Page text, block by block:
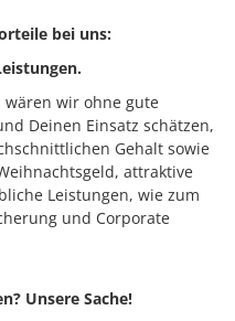
bei uns:
wären wir ohne gute
Deinen Einsatz schätzen,
Gehalt sowie
attraktive
Leistungen, wie zum
und Corporate
Unsere Sache!